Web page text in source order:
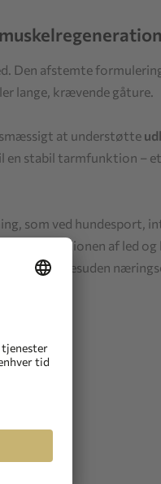
Den afstemte
lange, krævende gåture.
at understøtte
en stabil tarmfunktion –
som ved hundesport,
funktionen af led og
optimerer desuden